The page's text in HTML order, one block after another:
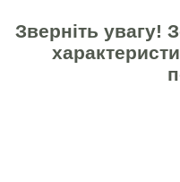
Зверніть увагу!